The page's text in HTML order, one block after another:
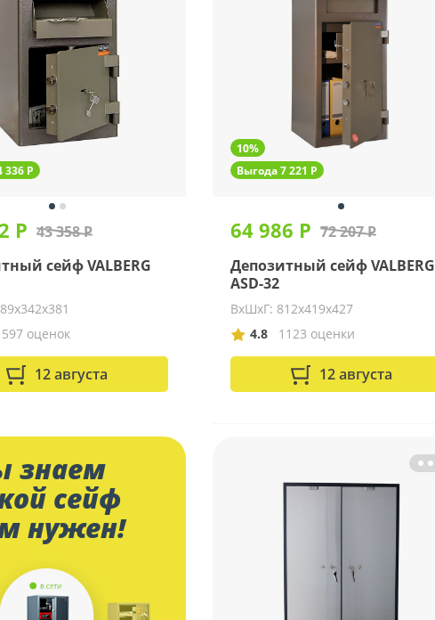
336 Р
Р 43 358 Р
сейф VALBERG
оценок
12 августа
10%
Выгода 7 221 Р
64 986 Р 72 207 Р
Депозитный сейф VALBERG
ASD-32
ВхШхГ: 812х419х427
4.8
1123 оценки
12 августа
знаем
сейф
нужен!